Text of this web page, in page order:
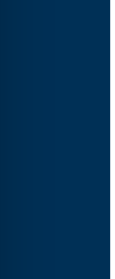
I+D Gobierno de
I+D Gobierno de
Gobierno de
(CPP)